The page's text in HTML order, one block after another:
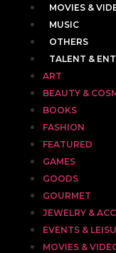
MOVIES &
MUSIC
OTHERS
TALENT &
ART
BEAUTY &
BOOKS
FASHION
FEATURED
GAMES
GOODS
GOURMET
JEWELRY &
EVENTS &
MOVIES &